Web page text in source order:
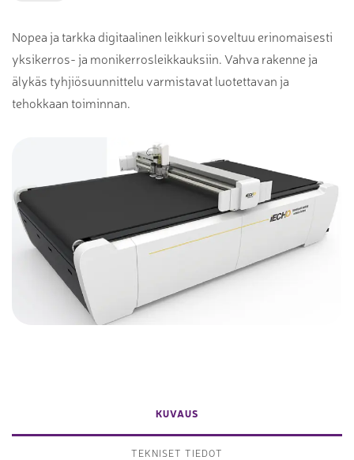
Nopea ja tarkka digitaalinen leikkuri soveltuu erinomaisesti
yksikerros- ja monikerrosleikkauksiin. Vahva rakenne ja
älykäs tyhjiösuunnittelu varmistavat luotettavan ja
tehokkaan toiminnan.
KUVAUS
TEKNISET TIEDOT